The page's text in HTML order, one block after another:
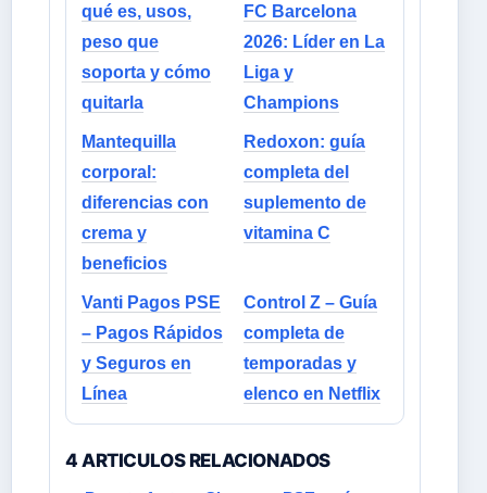
qué es, usos,
peso que
soporta y cómo
quitarla
FC Barcelona
2026: Líder en La
Liga y
Champions
Mantequilla
corporal:
diferencias con
crema y
beneficios
Redoxon: guía
completa del
suplemento de
vitamina C
Vanti Pagos PSE
– Pagos Rápidos
y Seguros en
Línea
Control Z – Guía
completa de
temporadas y
elenco en Netflix
4 ARTICULOS RELACIONADOS